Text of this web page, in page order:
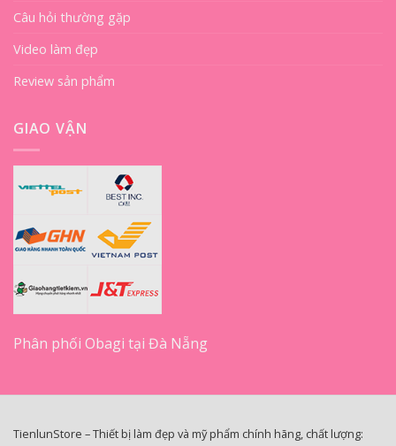
Câu hỏi thường gặp
Video làm đẹp
Review sản phẩm
GIAO VẬN
Phân phối Obagi tại Đà Nẵng
TienlunStore – Thiết bị làm đẹp và mỹ phẩm chính hãng, chất lượng: